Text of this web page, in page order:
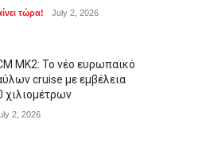
τώρα! July 2, 2026
MK2: Το νέο ευρωπαϊκό
cruise με εμβέλεια
2, 2026